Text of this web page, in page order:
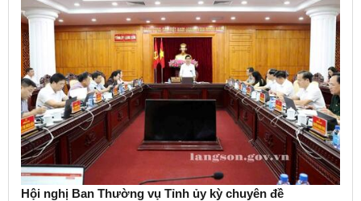
Hội nghị Ban Thường vụ Tỉnh ủy kỳ chuyên đề